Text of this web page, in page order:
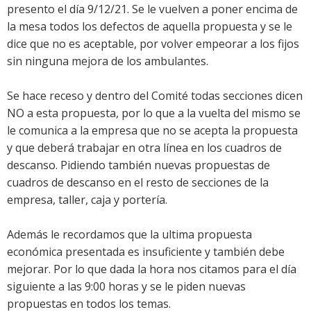
presento el día 9/12/21. Se le vuelven a poner encima de
la mesa todos los defectos de aquella propuesta y se le
dice que no es aceptable, por volver empeorar a los fijos
sin ninguna mejora de los ambulantes.
Se hace receso y dentro del Comité todas secciones dicen
NO a esta propuesta, por lo que a la vuelta del mismo se
le comunica a la empresa que no se acepta la propuesta
y que deberá trabajar en otra línea en los cuadros de
descanso. Pidiendo también nuevas propuestas de
cuadros de descanso en el resto de secciones de la
empresa, taller, caja y portería.
Además le recordamos que la ultima propuesta
económica presentada es insuficiente y también debe
mejorar. Por lo que dada la hora nos citamos para el día
siguiente a las 9:00 horas y se le piden nuevas
propuestas en todos los temas.